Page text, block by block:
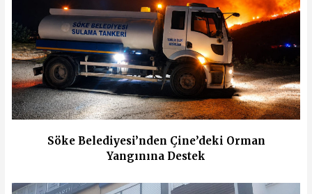
Söke Belediyesi’nden Çine’deki Orman
Yangınına Destek